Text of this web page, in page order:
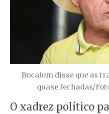
Bocalom disse que as
quase fechadas/
O xadrez político